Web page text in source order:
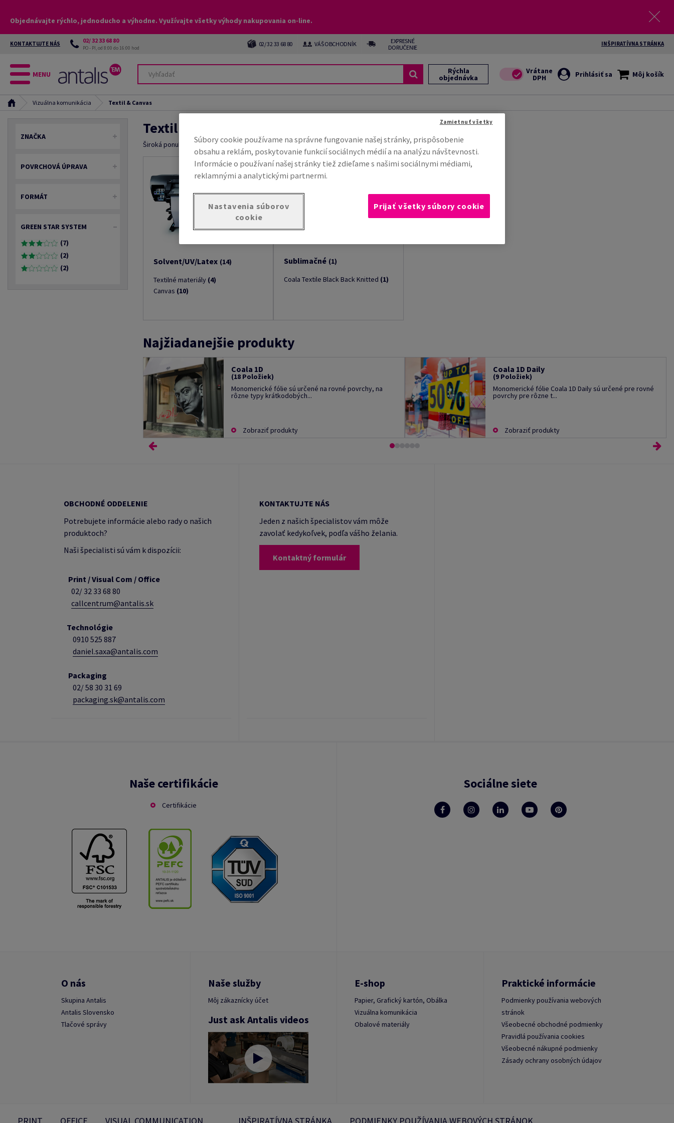
Objednávajte rýchlo, jednoducho a výhodne. Využívajte všetky výhody nakupovania on-line.
KONTAKTUJTE NÁS 02/ 32 33 68 80
PO - PI, od 8:00 do 16:00 hod 02/ 32 33 68 80 VÁŠ OBCHODNÍK
EXPRESNÉ
DORUČENIE
INŠPIRATÍVNA STRÁNKA
MENU Rýchla
objednávka Prihlásiť sa Môj košík
Vizuálna komunikácia Textil & Canvas
ZNAČKA
POVRCHOVÁ ÚPRAVA
FORMÁT
GREEN STAR SYSTEM
(7)
(2)
(2)
Textil & Canvas
Široká ponuka textílií pre všetky oblasti vizuálnej komunikácie.
Solvent/UV/Latex (14)
Textilné materiály (4)
Canvas (10)
Sublimačné (1)
Coala Textile Black Back Knitted (1)
Najžiadanejšie produkty
Coala 1D
(18 Položiek)
Monomerické fólie sú určené na rovné povrchy, na
rôzne typy krátkodobých...
Zobraziť produkty
Coala 1D Daily
(9 Položiek)
Monomerické fólie Coala 1D Daily sú určené pre rovné
povrchy pre rôzne t...
Zobraziť produkty
OBCHODNÉ ODDELENIE
Potrebujete informácie alebo rady o našich
produktoch?
Naši špecialisti sú vám k dispozícii:
Print / Visual Com / Office
02/ 32 33 68 80
callcentrum@antalis.sk
Technológie
0910 525 887
daniel.saxa@antalis.com
Packaging
02/58 30 31 69
packaging.sk@antalis.com
KONTAKTUJTE NÁS
Jeden z našich špecialistov vám môže
zavolať kedykoľvek, podľa vášho želania.
Kontaktný formulár
Naše certifikácie
Certifikácie
Sociálne siete
O nás
Skupina Antalis
Antalis Slovensko
Tlačové správy
Naše služby
Môj zákaznícky účet
Just ask Antalis videos
E-shop
Papier, Grafický kartón, Obálka
Vizuálna komunikácia
Obalové materiály
Praktické informácie
Podmienky používania webových
stránok
Všeobecné obchodné podmienky
Pravidlá používania cookies
Všeobecné nákupné podmienky
Zásady ochrany osobných údajov
Súbory cookie používame na správne fungovanie našej stránky, prispôsobenie
obsahu a reklám, poskytovanie funkcií sociálnych médií a na analýzu návštevnosti.
Informácie o používaní našej stránky tiež zdieľame s našimi sociálnymi médiami,
reklamnými a analytickými partnermi.
Nastavenia súborov
cookie
Zamietnuť všetky
Prijať všetky súbory cookie